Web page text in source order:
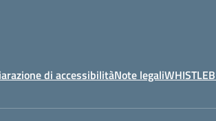
di accessibilitàNote legali